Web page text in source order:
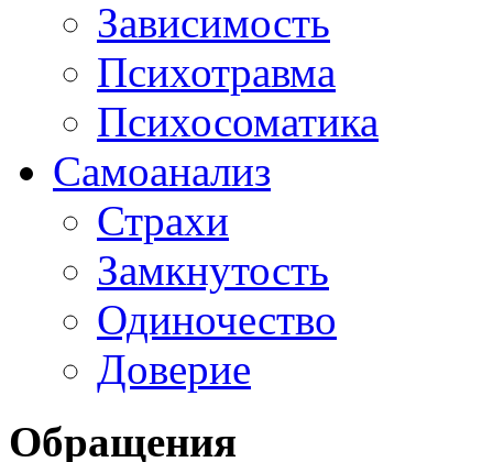
Зависимость
Психотравма
Психосоматика
Самоанализ
Страхи
Замкнутость
Одиночество
Доверие
Обращения